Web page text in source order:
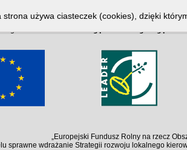
lang in/home/klient.dhosting.pl/kallosz/olgd.org.pl/
lang in/home/klient.dhosting.pl/kallosz/olgd.org.pl/
„Europejski Fundusz Rolny na rzecz
sprawne wdrażanie Strategii rozwoju lokalnego
strona używa ciasteczek (cookies), dzięki